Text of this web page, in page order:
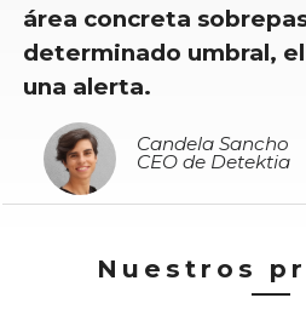
área concreta
determinado umbral,
una alerta.
Candela Sancho
CEO de Detektia
Nuestros